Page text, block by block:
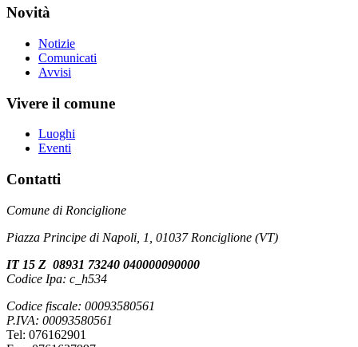
Novità
Notizie
Comunicati
Avvisi
Vivere il comune
Luoghi
Eventi
Contatti
Comune di Ronciglione
Piazza Principe di Napoli, 1, 01037 Ronciglione (VT)
IT 15 Z 08931 73240 040000090000
Codice Ipa: c_h534
Codice fiscale: 00093580561
P.IVA: 00093580561
Tel: 076162901